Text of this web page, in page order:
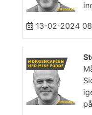
13-02-2024